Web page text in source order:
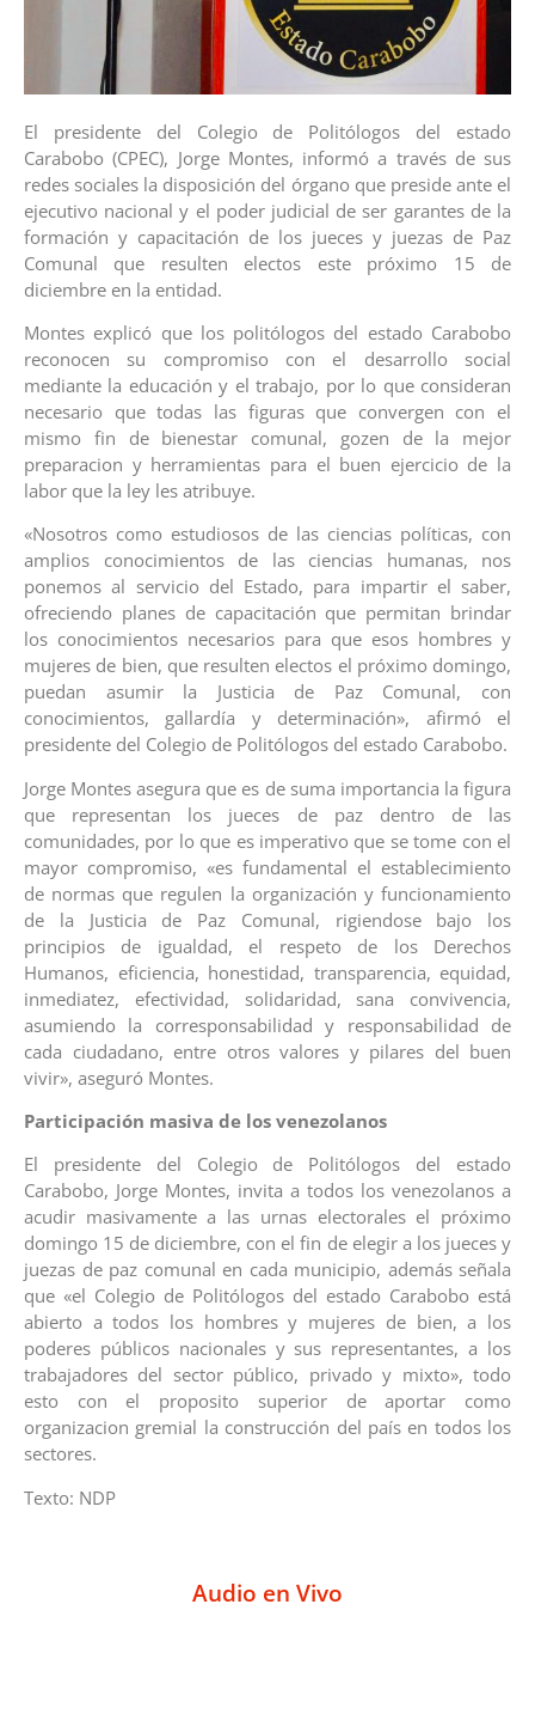
El presidente del Colegio de Politólogos del estado
Carabobo (CPEC), Jorge Montes, informó a través de sus
redes sociales la disposición del órgano que preside ante el
ejecutivo nacional y el poder judicial de ser garantes de la
formación y capacitación de los jueces y juezas de Paz
Comunal que resulten electos este próximo 15 de
diciembre en la entidad.
Montes explicó que los politólogos del estado Carabobo
reconocen su compromiso con el desarrollo social
mediante la educación y el trabajo, por lo que consideran
necesario que todas las figuras que convergen con el
mismo fin de bienestar comunal, gozen de la mejor
preparacion y herramientas para el buen ejercicio de la
labor que la ley les atribuye.
«Nosotros como estudiosos de las ciencias políticas, con
amplios conocimientos de las ciencias humanas, nos
ponemos al servicio del Estado, para impartir el saber,
ofreciendo planes de capacitación que permitan brindar
los conocimientos necesarios para que esos hombres y
mujeres de bien, que resulten electos el próximo domingo,
puedan asumir la Justicia de Paz Comunal, con
conocimientos, gallardía y determinación», afirmó el
presidente del Colegio de Politólogos del estado Carabobo.
Jorge Montes asegura que es de suma importancia la figura
que representan los jueces de paz dentro de las
comunidades, por lo que es imperativo que se tome con el
mayor compromiso, «es fundamental el establecimiento
de normas que regulen la organización y funcionamiento
de la Justicia de Paz Comunal, rigiendose bajo los
principios de igualdad, el respeto de los Derechos
Humanos, eficiencia, honestidad, transparencia, equidad,
inmediatez, efectividad, solidaridad, sana convivencia,
asumiendo la corresponsabilidad y responsabilidad de
cada ciudadano, entre otros valores y pilares del buen
vivir», aseguró Montes.
Participación masiva de los venezolanos
El presidente del Colegio de Politólogos del estado
Carabobo, Jorge Montes, invita a todos los venezolanos a
acudir masivamente a las urnas electorales el próximo
domingo 15 de diciembre, con el fin de elegir a los jueces y
juezas de paz comunal en cada municipio, además señala
que «el Colegio de Politólogos del estado Carabobo está
abierto a todos los hombres y mujeres de bien, a los
poderes públicos nacionales y sus representantes, a los
trabajadores del sector público, privado y mixto», todo
esto con el proposito superior de aportar como
organizacion gremial la construcción del país en todos los
sectores.
Texto: NDP
Audio en Vivo